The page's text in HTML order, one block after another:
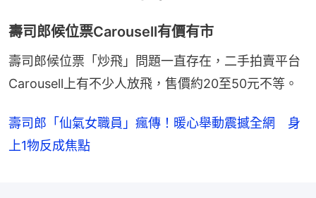
壽司郎候位票Carousell有價有市
壽司郎候位票「炒飛」問題一直存在，二手拍賣平台
Carousell上有不少人放飛，售價約20至50元不等。
壽司郎「仙氣女職員」瘋傳！暖心舉動震撼全網 身
上1物反成焦點